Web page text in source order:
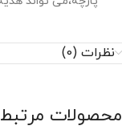
نظرات (0)
محصولات مرتبط